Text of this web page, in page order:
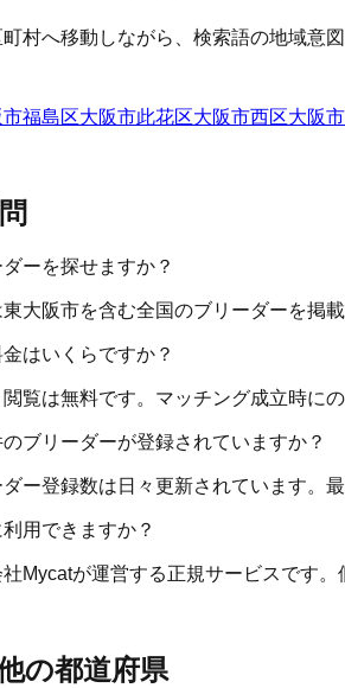
村へ移動しながら、検索語の地域意
市福島区大阪市此花区大阪市西区大阪
ーを探せますか？
大阪市を含む全国のブリーダーを掲
はいくらですか？
覧は無料です。マッチング成立時に
ブリーダーが登録されていますか？
ー登録数は日々更新されています。
用できますか？
Mycatが運営する正規サービスです
の都道府県